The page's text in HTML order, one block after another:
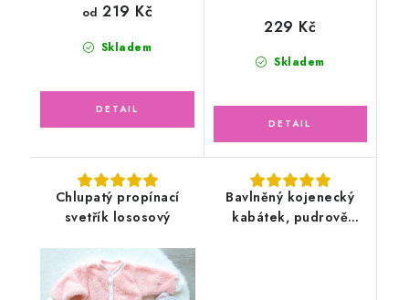
Skladem
od 219 Kč
Skladem
229 Kč
Chlupatý propínací
svetřík lososový
Bavlněný kojenecký
kabátek, pudrově